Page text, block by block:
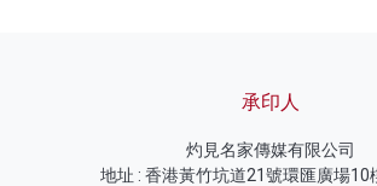
承印人
灼見名家傳媒有限公司
地址 : 香港黃竹坑道21號環匯廣場10